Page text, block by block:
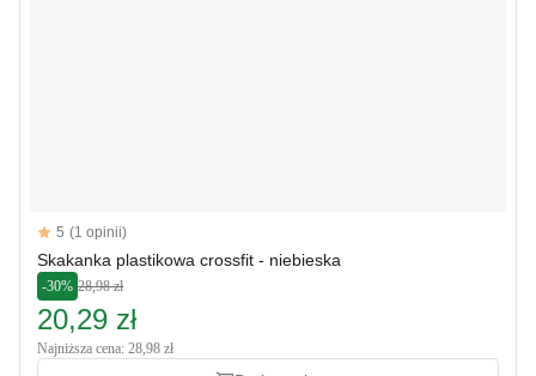
Reviews
5 out of 5 stars
5 (1 opinii)
Skakanka plastikowa crossfit - niebieska
-30% 28,98 zł
20,29 zł
Najniższa cena: 28,98 zł